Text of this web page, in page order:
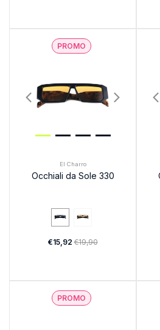
PROMO
El Charro
Occhiali da Sole 330
€15,92€19,90
PROMO